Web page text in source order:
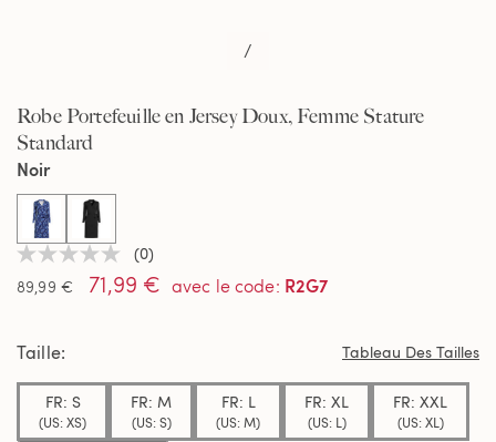
/
Robe Portefeuille en Jersey Doux, Femme Stature
Standard
Aucune
valeur
de
sur
même
page.
(0)
89,99 €
71,99 € avec le code: R2G7
Noir
selected
Taille Tableau Des Tailles
FR: S
(US: XS)
FR: M
(US: S)
FR: L
(US: M)
FR: XL
(US: L)
FR: XXL
(US: XL)